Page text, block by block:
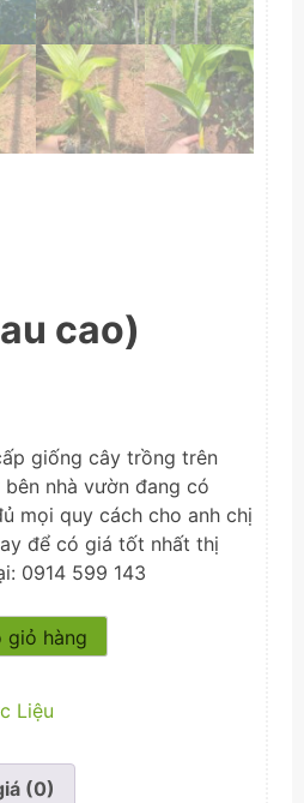
cao)
giống cây trồng trên
nhà vườn đang có
mọi quy cách cho anh chị
để có giá tốt nhất thị
0914 599 143
giỏ hàng
Liệu
(0)